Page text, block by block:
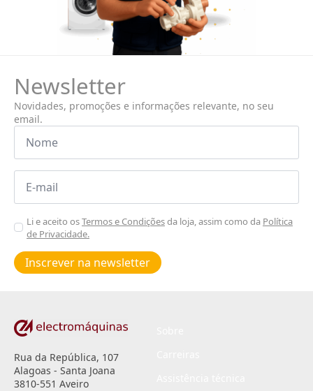
Newsletter
Novidades, promoções e informações relevante, no seu
email.
Nome
Email
Aceitar
Poiticas
de
privacidade
Li e aceito osTermos e Condiçõesda loja, assim como da Política
de Privacidade.
Inscrever na newsletter
Rua da República, 107
Alagoas - Santa Joana
3810-551 Aveiro